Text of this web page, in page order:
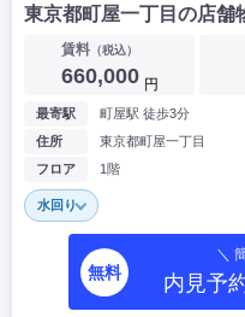
東京都町屋一丁目の店舗
賃料（税込）
660,000 円
最寄駅
町屋駅 徒歩3分
住所
東京都町屋一丁目
フロア
1階
水回り
無料
＼
内見予